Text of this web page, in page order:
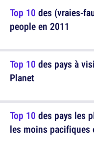
Top 10 des (vraies-
people en 2011
Top 10 des pays les
les moins pacifiques
Top 10 des pays à
Planet